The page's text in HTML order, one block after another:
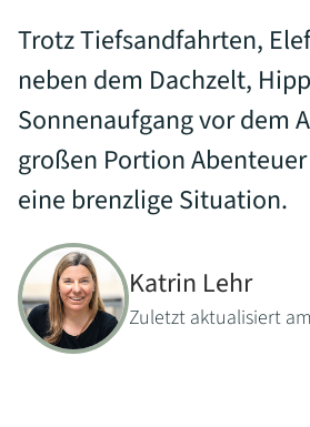
Trotz Tiefsandfahrten,
neben dem Dachzelt,
Sonnenaufgang vor dem
großen Portion
eine brenzlige Situation.
Katrin Lehr
Zuletzt aktualisiert